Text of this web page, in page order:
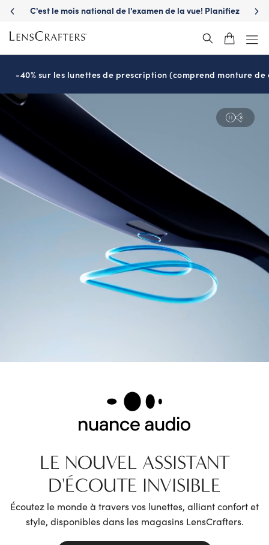
C'est le mois national de l'examen de la vue! Planifiez
-40% sur les lunettes de prescription (comprend monture de
LE NOUVEL ASSISTANT
D'ÉCOUTE INVISIBLE
Écoutez le monde à travers vos lunettes, alliant confort et
style, disponibles dans les magasins LensCrafters.